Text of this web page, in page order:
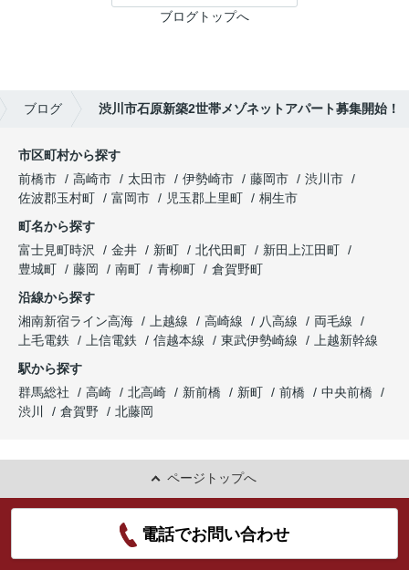
ブログトップへ
ブログ 渋川市石原新築2世帯メゾネットアパート募集開始！
市区町村から探す
前橋市
高崎市 太田市 伊勢崎市 藤岡市
渋川市
佐波郡玉村町
富岡市 児玉郡上里町
桐生市
町名から探す
富士見町時沢
金井 新町 北代田町
新田上江田町
豊城町
藤岡 南町 青柳町
倉賀野町
沿線から探す
湘南新宿ライン高海
上越線 高崎線 八高線
両毛線
上毛電鉄
上信電鉄 信越本線 東武伊勢崎線
上越新幹線
駅から探す
群馬総社
高崎 北高崎 新前橋 新町 前橋
中央前橋
渋川
倉賀野 北藤岡
ページトップへ
電話でお問い合わせ